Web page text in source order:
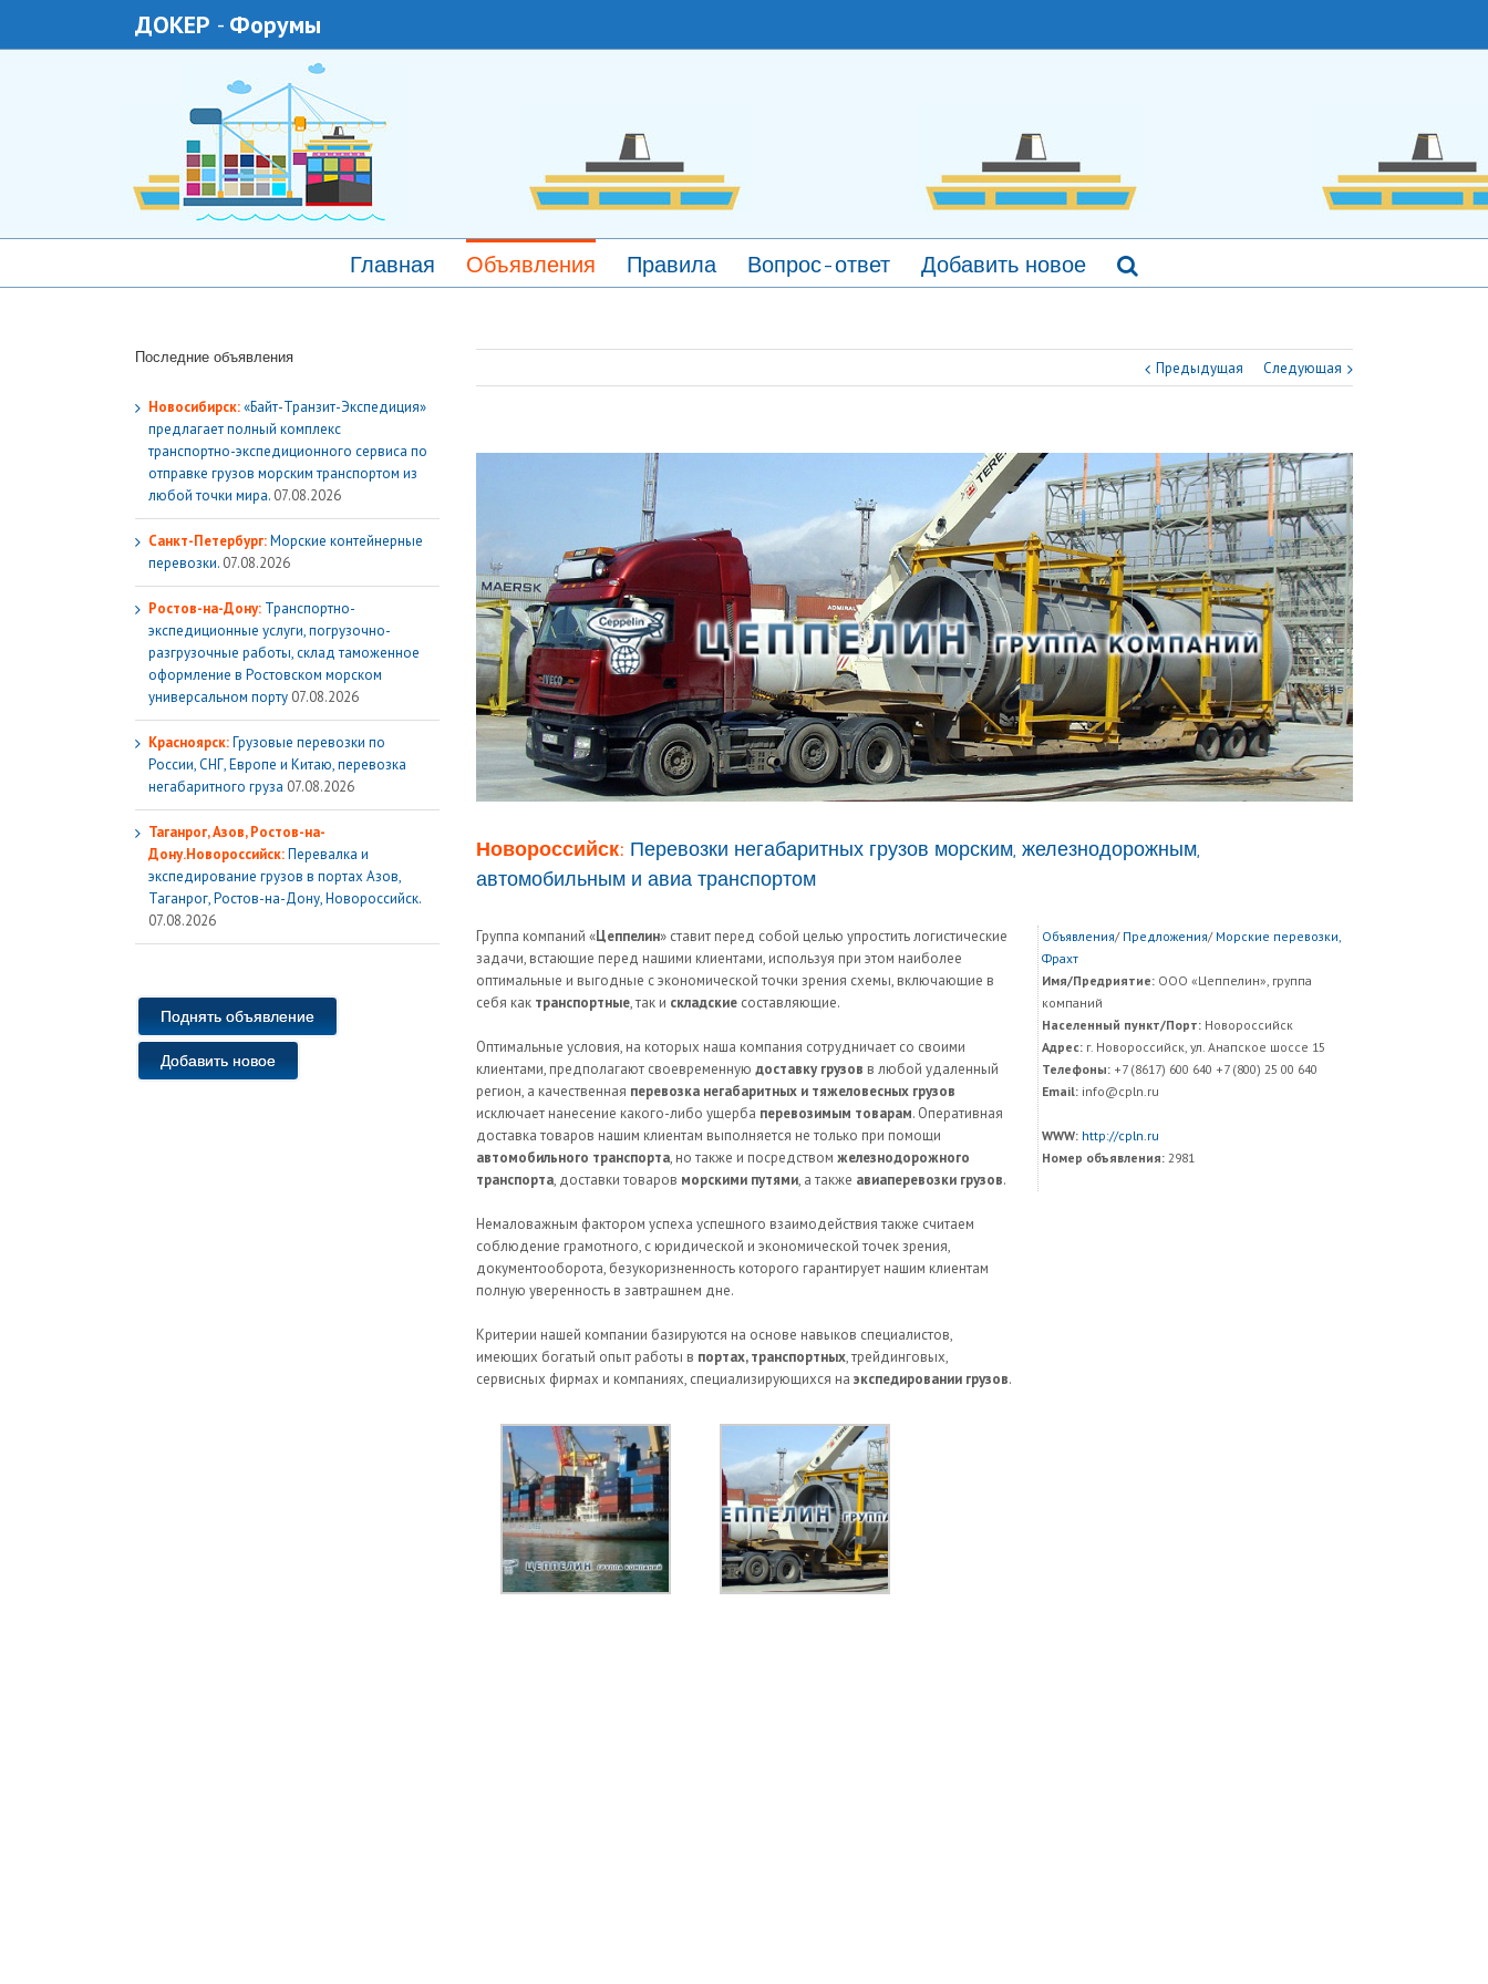
ДОКЕР - Форумы
Главная Объявления Правила Вопрос-ответ Добавить новое
Предыдущая Следующая
Новороссийск: Перевозки негабаритных грузов морским, железнодорожным,
автомобильным и авиа транспортом
Группа компаний «Цеппелин» ставит перед собой целью упростить логистические
задачи, встающие перед нашими клиентами, используя при этом наиболее
оптимальные и выгодные с экономической точки зрения схемы, включающие в
себя как транспортные, так и складские составляющие.
Оптимальные условия, на которых наша компания сотрудничает со своими
клиентами, предполагают своевременную доставку грузов в любой удаленный
регион, а качественная перевозка негабаритных и тяжеловесных грузов
исключает нанесение какого-либо ущерба перевозимым товарам. Оперативная
доставка товаров нашим клиентам выполняется не только при помощи
автомобильного транспорта, но также и посредством железнодорожного
транспорта, доставки товаров морскими путями, а также авиаперевозки грузов.
Немаловажным фактором успеха успешного взаимодействия также считаем
соблюдение грамотного, с юридической и экономической точек зрения,
документооборота, безукоризненность которого гарантирует нашим клиентам
полную уверенность в завтрашнем дне.
Критерии нашей компании базируются на основе навыков специалистов,
имеющих богатый опыт работы в портах, транспортных, трейдинговых,
сервисных фирмах и компаниях, специализирующихся на экспедировании грузов.
Объявления/ Предложения/ Морские перевозки,
Фрахт
Имя/Предриятие: ООО «Цеппелин», группа
компаний
Населенный пункт/Порт: Новороссийск
Адрес: г. Новороссийск, ул. Анапское шоссе 15
Телефоны: +7 (8617) 600 640 +7 (800) 25 00 640
Email: info@cpln.ru
WWW: http://cpln.ru
Номер объявления: 2981
Последние объявления
Новосибирск:«Байт-Транзит-Экспедиция»
предлагает полный комплекс
транспортно-экспедиционного сервиса по
отправке грузов морским транспортом из
любой точки мира. 07.08.2026
Санкт-Петербург:Морские контейнерные
перевозки. 07.08.2026
Ростов-на-Дону: Транспортно-
экспедиционные услуги, погрузочно-
разгрузочные работы, склад таможенное
оформление в Ростовском морском
универсальном порту 07.08.2026
Красноярск:Грузовые перевозки по
России, СНГ, Европе и Китаю, перевозка
негабаритного груза 07.08.2026
Таганрог, Азов, Ростов-на-
Дону.Новороссийск:Перевалка и
экспедирование грузов в портах Азов,
Таганрог, Ростов-на-Дону, Новороссийск.
07.08.2026
Поднять объявление
Добавить новое